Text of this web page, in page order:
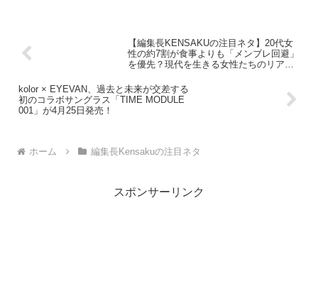
【編集長KENSAKUの注目ネタ】20代女
性の約7割が食事よりも「メンブレ回避」
を優先？現代を生きる女性たちのリアル
kolor × EYEVAN、過去と未来が交差する
初のコラボサングラス「TIME MODULE
001」が4月25日発売！
ホーム 編集長Kensakuの注目ネタ
スポンサーリンク